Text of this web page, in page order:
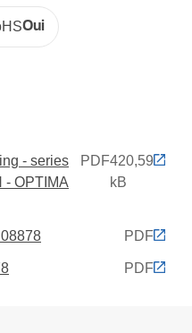
Oui
- series
- OPTIMA
PDF420,59
kB
PDF
PDF